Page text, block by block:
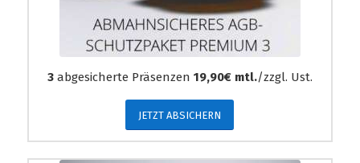
3 abgesicherte Präsenzen 19,90€ mtl./zzgl. Ust.
JETZT ABSICHERN